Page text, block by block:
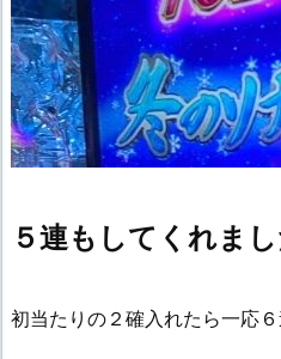
５連もしてくれまし
初当たりの２確入れたら一応６